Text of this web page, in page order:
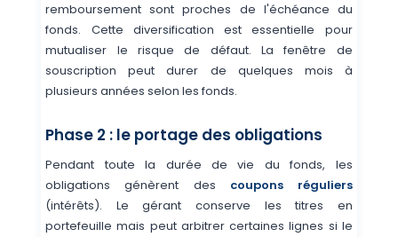
remboursement sont proches de l'échéance du
fonds. Cette diversification est essentielle pour
mutualiser le risque de défaut. La fenêtre de
souscription peut durer de quelques mois à
plusieurs années selon les fonds.
Phase 2 : le portage des obligations
Pendant toute la durée de vie du fonds, les
obligations génèrent des coupons réguliers
(intérêts). Le gérant conserve les titres en
portefeuille mais peut arbitrer certaines lignes si le